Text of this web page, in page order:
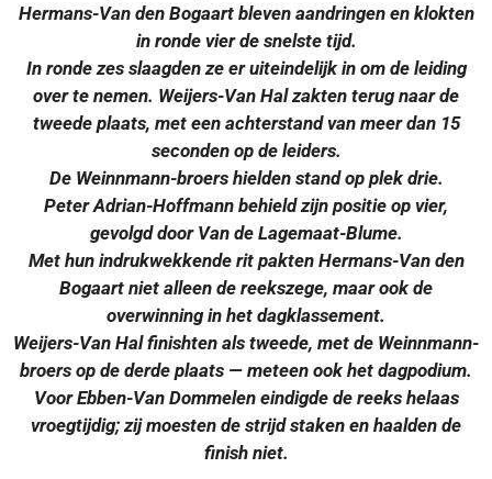
Hermans-Van den Bogaart bleven aandringen en klokten
in ronde vier de snelste tijd.
In ronde zes slaagden ze er uiteindelijk in om de leiding
over te nemen. Weijers-Van Hal zakten terug naar de
tweede plaats, met een achterstand van meer dan 15
seconden op de leiders.
De Weinnmann-broers hielden stand op plek drie.
Peter Adrian-Hoffmann behield zijn positie op vier,
gevolgd door Van de Lagemaat-Blume.
Met hun indrukwekkende rit pakten Hermans-Van den
Bogaart niet alleen de reekszege, maar ook de
overwinning in het dagklassement.
Weijers-Van Hal finishten als tweede, met de Weinnmann-
broers op de derde plaats — meteen ook het dagpodium.
Voor Ebben-Van Dommelen eindigde de reeks helaas
vroegtijdig; zij moesten de strijd staken en haalden de
finish niet.